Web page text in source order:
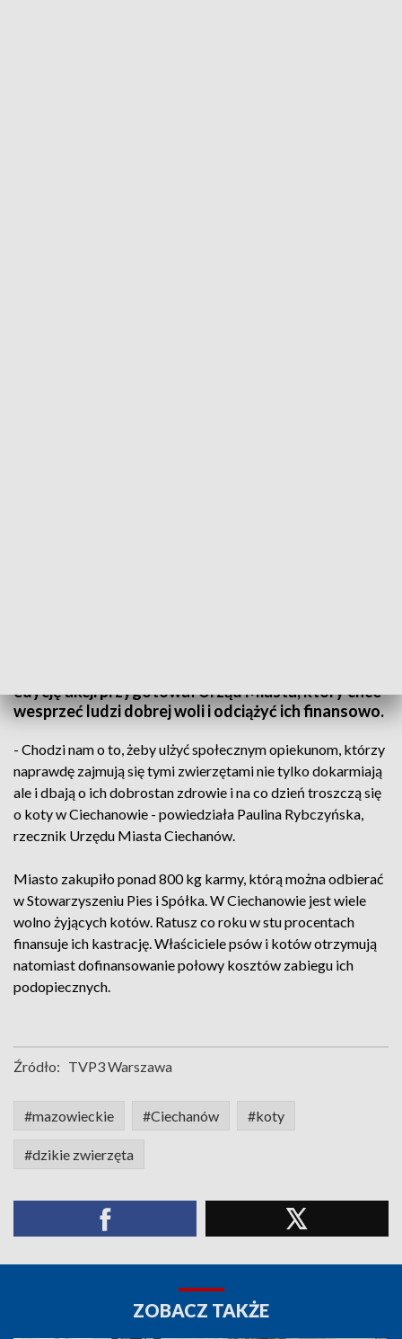
edycję akcji przygotował Urząd Miasta, który chce
wesprzeć ludzi dobrej woli i odciążyć ich finansowo.
- Chodzi nam o to, żeby ulżyć społecznym opiekunom, którzy
naprawdę zajmują się tymi zwierzętami nie tylko dokarmiają
ale i dbają o ich dobrostan zdrowie i na co dzień troszczą się
o koty w Ciechanowie - powiedziała Paulina Rybczyńska,
rzecznik Urzędu Miasta Ciechanów.
Miasto zakupiło ponad 800 kg karmy, którą można odbierać
w Stowarzyszeniu Pies i Spółka. W Ciechanowie jest wiele
wolno żyjących kotów. Ratusz co roku w stu procentach
finansuje ich kastrację. Właściciele psów i kotów otrzymują
natomiast dofinansowanie połowy kosztów zabiegu ich
podopiecznych.
Źródło: TVP3 Warszawa
#mazowieckie #Ciechanów #koty
#dzikie zwierzęta
ZOBACZ TAKŻE